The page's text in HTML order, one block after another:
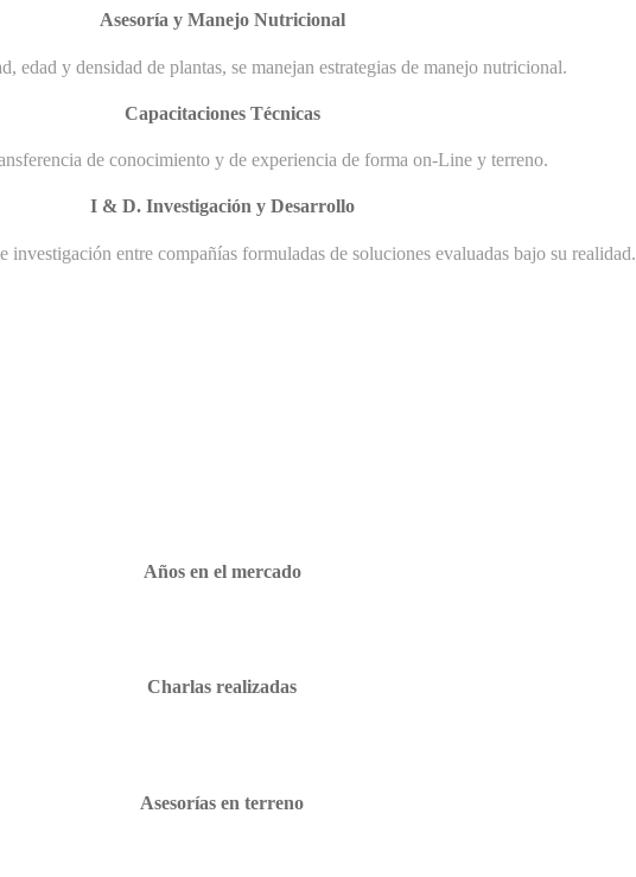
Asesoría y Manejo Nutricional
edad y densidad de plantas, se manejan estrategias de manejo nutricional.
Capacitaciones Técnicas
de conocimiento y de experiencia de forma on-Line y terreno.
I & D. Investigación y Desarrollo
investigación entre compañías formuladas de soluciones evaluadas bajo su realidad.
Años en el mercado
Charlas realizadas
Asesorías en terreno